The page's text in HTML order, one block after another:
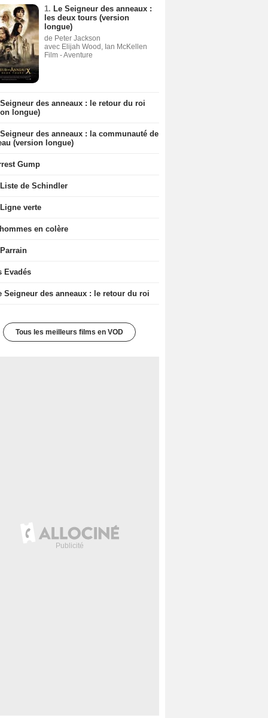
1. Le Seigneur des anneaux :
les deux tours (version
longue)
de Peter Jackson
avec Elijah Wood, Ian McKellen
Film - Aventure
des anneaux : le retour du roi
longue)
des anneaux : la communauté de
(version longue)
Gump
de Schindler
verte
en colère
Evadés
Seigneur des anneaux : le retour du roi
Tous les meilleurs films en VOD